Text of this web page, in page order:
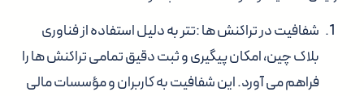
شفافیت در تراکنش ها :تتر به دلیل استفاده از فناوری
بلاک چین، امکان پیگیری و ثبت دقیق تمامی تراکنش ها را
فراهم می آورد. این شفافیت به کاربران و مؤسسات مالی